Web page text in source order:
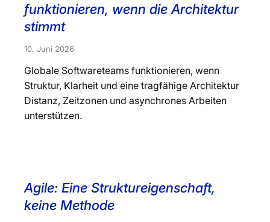
funktionieren, wenn die Architektur
stimmt
10. Juni 2026
Globale Softwareteams funktionieren, wenn
Struktur, Klarheit und eine tragfähige Architektur
Distanz, Zeitzonen und asynchrones Arbeiten
unterstützen.
Agile: Eine Struktureigenschaft,
keine Methode